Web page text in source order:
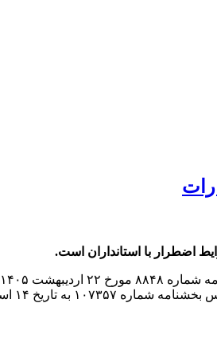
اضطرار با استانداران است.
۱۴۰۴، اتخاذ تصمیم کنند.